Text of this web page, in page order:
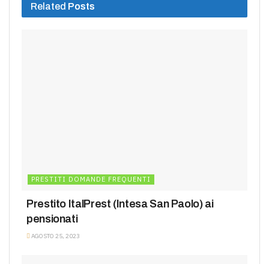
Related Posts
PRESTITI DOMANDE FREQUENTI
Prestito ItalPrest (Intesa San Paolo) ai
pensionati
AGOSTO 25, 2023